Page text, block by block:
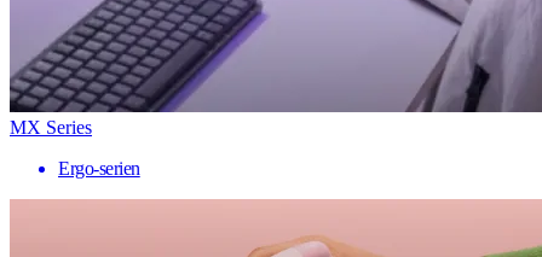
MX Series
Ergo-serien